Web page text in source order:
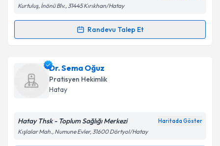
Kişisel verilerimin işlenmesine ilişkin
Metni'ni okudum ve kişisel verilerimin belirtilen
Takvim Talebini Gönder
Kurtuluş, İnönü Blv., 31445 Kırıkhan/Hatay
Randevu Talep Et
Randevu Takvimi Talebi
Dr. Mehmet Yılmaz Aydoğan
talebi oluşturun. Size bu uzmandan randevu almanız
için bir takvim hazırlandığında e-posta ile
bilgilendireceğiz.
Dr. Sema Oğuz
Pratisyen Hekimlik
Hatay
Hatay Thsk - Toplum Sağlığı Merkezi Haritada Göster
Kışlalar Mah., Numune Evler, 31600 Dörtyol/Hatay